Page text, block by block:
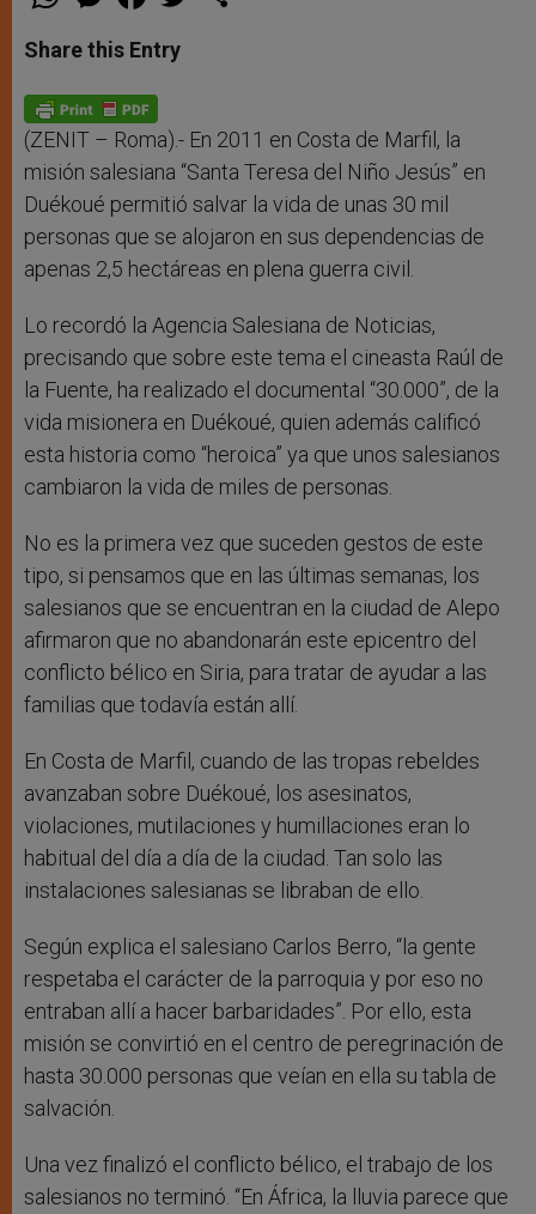
t
s
p
p
s
e
g
e
e
b
o
k
Share this Entry
(ZENIT – Roma).- En 2011 en Costa de Marfil, la
misión salesiana “Santa Teresa del Niño Jesús” en
Duékoué permitió salvar la vida de unas 30 mil
personas que se alojaron en sus dependencias de
apenas 2,5 hectáreas en plena guerra civil.
Lo recordó la Agencia Salesiana de Noticias,
precisando que sobre este tema el cineasta Raúl de
la Fuente, ha realizado el documental “30.000”, de la
vida misionera en Duékoué, quien además calificó
esta historia como “heroica” ya que unos salesianos
cambiaron la vida de miles de personas.
No es la primera vez que suceden gestos de este
tipo, si pensamos que en las últimas semanas, los
salesianos que se encuentran en la ciudad de Alepo
afirmaron que no abandonarán este epicentro del
conflicto bélico en Siria, para tratar de ayudar a las
familias que todavía están allí.
En Costa de Marfil, cuando de las tropas rebeldes
avanzaban sobre Duékoué, los asesinatos,
violaciones, mutilaciones y humillaciones eran lo
habitual del día a día de la ciudad. Tan solo las
instalaciones salesianas se libraban de ello.
Según explica el salesiano Carlos Berro, “la gente
respetaba el carácter de la parroquia y por eso no
entraban allí a hacer barbaridades”. Por ello, esta
misión se convirtió en el centro de peregrinación de
hasta 30.000 personas que veían en ella su tabla de
salvación.
Una vez finalizó el conflicto bélico, el trabajo de los
salesianos no terminó. “En África, la lluvia parece que